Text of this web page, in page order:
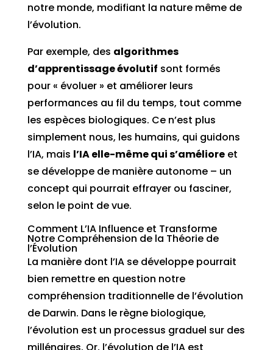
notre monde, modifiant la nature même de
l’évolution.
Par exemple, des algorithmes
d’apprentissage évolutif sont formés
pour « évoluer » et améliorer leurs
performances au fil du temps, tout comme
les espèces biologiques. Ce n’est plus
simplement nous, les humains, qui guidons
l’IA, mais l’IA elle-même qui s’amélioreet
se développe de manière autonome – un
concept qui pourrait effrayer ou fasciner,
selon le point de vue.
Comment L’IA Influence et Transforme
Notre Compréhension de la Théorie de
l’Évolution
La manière dont l’IA se développe pourrait
bien remettre en question notre
compréhension traditionnelle de l’évolution
de Darwin. Dans le règne biologique,
l’évolution est un processus graduel sur des